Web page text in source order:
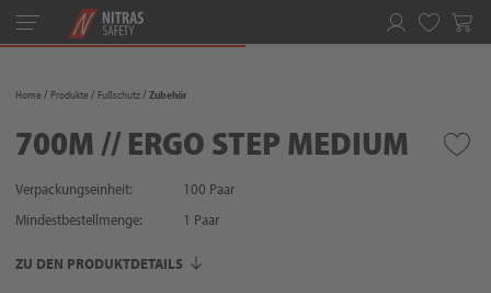
Toggle
navigation
Home Produkte Fußschutz Zubehör
700M // ERGO STEP MEDIUM
Verpackungseinheit:
100 Paar
Mindestbestellmenge:
1 Paar
ZU DEN PRODUKTDETAILS